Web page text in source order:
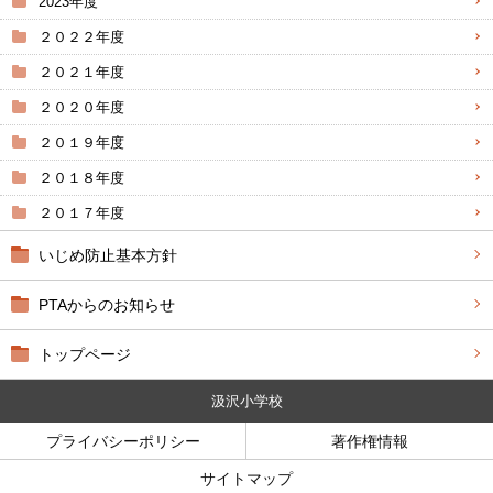
２０２２年度
２０２１年度
２０２０年度
２０１９年度
２０１８年度
２０１７年度
いじめ防止基本方針
PTAからのお知らせ
トップページ
汲沢小学校
プライバシーポリシー 著作権情報
サイトマップ